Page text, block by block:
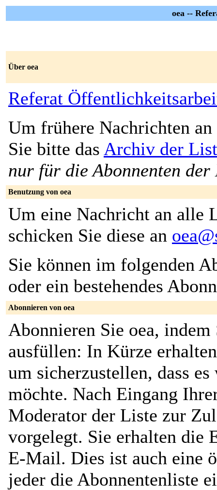
oea --
Über oea
Referat
Um frühere Nachrichten an
Sie bitte das Archiv der
nur für die Abonnenten
Benutzung von oea
Um eine Nachricht an alle
schicken Sie diese an
Sie können im folgenden
oder ein bestehendes
Abonnieren von oea
Abonnieren Sie oea,
ausfüllen: In Kürze
um sicherzustellen, dass
möchte. Nach Eingang
Moderator der Liste zur
vorgelegt. Sie erhalten die
E-Mail. Dies ist auch eine
jeder die Abonnentenliste